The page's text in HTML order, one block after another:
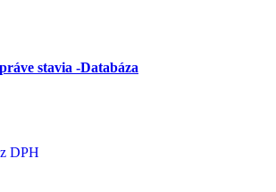
stavia -Databáza
DPH